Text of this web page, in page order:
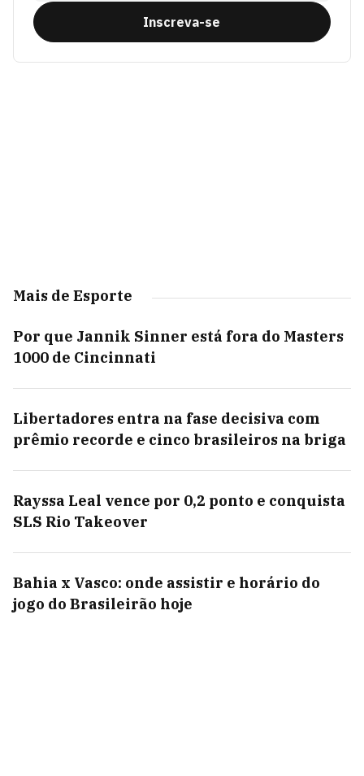
Inscreva-se
Mais de Esporte
Por que Jannik Sinner está fora do Masters
1000 de Cincinnati
Libertadores entra na fase decisiva com
prêmio recorde e cinco brasileiros na briga
Rayssa Leal vence por 0,2 ponto e conquista
SLS Rio Takeover
Bahia x Vasco: onde assistir e horário do
jogo do Brasileirão hoje